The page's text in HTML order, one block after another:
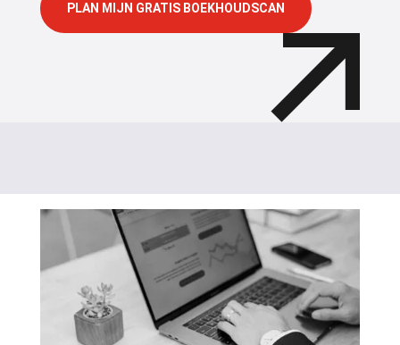
PLAN MIJN GRATIS BOEKHOUDSCAN